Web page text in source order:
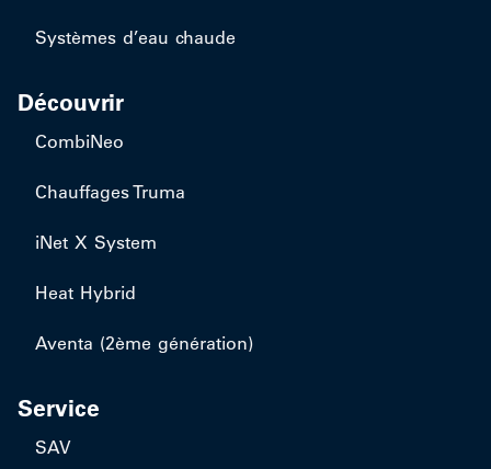
Systèmes d’eau chaude
Découvrir
CombiNeo
Chauffages Truma
iNet X System
Heat Hybrid
Aventa (2ème génération)
Service
SAV